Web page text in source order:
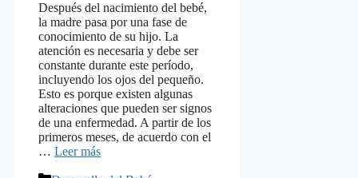
Después del nacimiento del bebé,
la madre pasa por una fase de
conocimiento de su hijo. La
atención es necesaria y debe ser
constante durante este período,
incluyendo los ojos del pequeño.
Esto es porque existen algunas
alteraciones que pueden ser signos
de una enfermedad. A partir de los
primeros meses, de acuerdo con el
… Leer más